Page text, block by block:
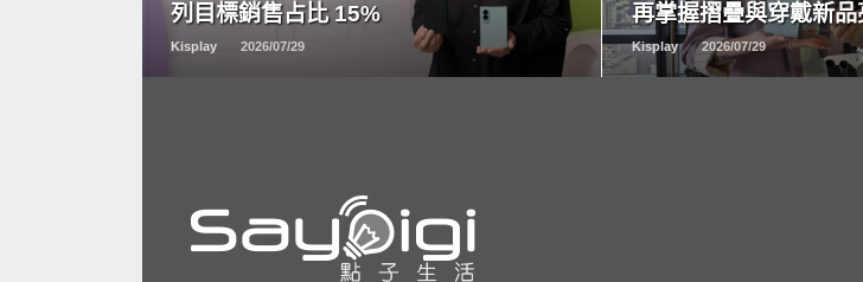
列目標銷售占比 15%
Kisplay 2026/07/29
再掌握摺疊與穿戴新品
Kisplay 2026/07/29